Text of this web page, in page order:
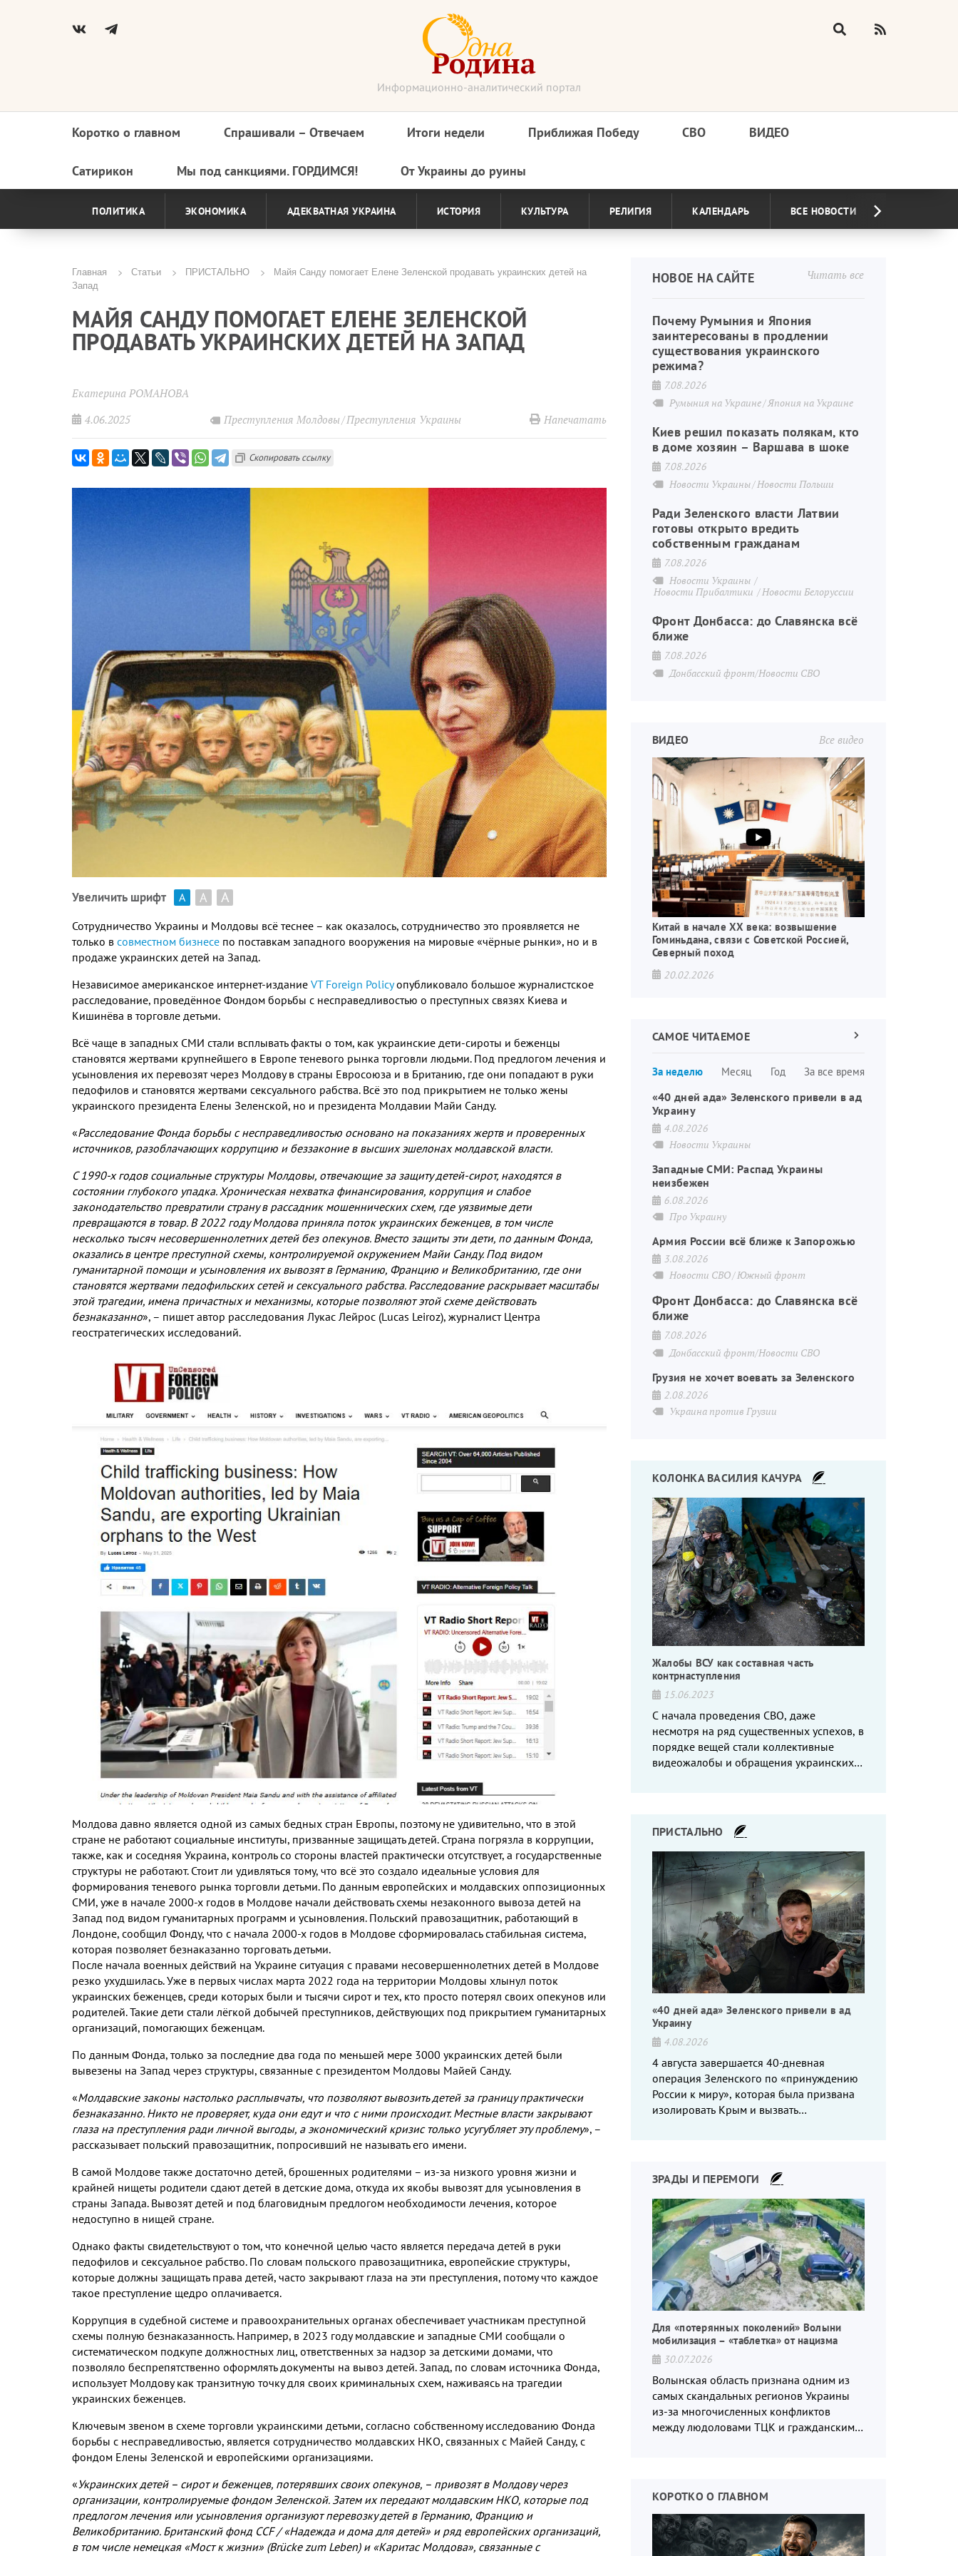
Информационно-аналитический портал
Основная
навигация
Коротко о главном Спрашивали – Отвечаем Итоги недели Приближая Победу СВО ВИДЕО
Сатирикон Мы под санкциями. ГОРДИМСЯ! От Украины до руины
ПОЛИТИКА ЭКОНОМИКА АДЕКВАТНАЯ УКРАИНА ИСТОРИЯ КУЛЬТУРА РЕЛИГИЯ КАЛЕНДАРЬ ВСЕ НОВОСТИ
Строка
навигации
Главная Статьи ПРИСТАЛЬНО
Майя Санду помогает Елене Зеленской продавать украинских детей на
Запад
МАЙЯ САНДУ ПОМОГАЕТ ЕЛЕНЕ ЗЕЛЕНСКОЙ
ПРОДАВАТЬ УКРАИНСКИХ ДЕТЕЙ НА ЗАПАД
Екатерина РОМАНОВА
4.06.2025
Преступления Молдовы Преступления Украины Напечатать
Скопировать ссылку
Увеличить шрифт А А А
Сотрудничество Украины и Молдовы всё теснее – как оказалось, сотрудничество это проявляется не
только в совместном бизнесе по поставкам западного вооружения на мировые «чёрные рынки», но и в
продаже украинских детей на Запад.
Независимое американское интернет-издание VT Foreign Policy опубликовало большое журналистское
расследование, проведённое Фондом борьбы с несправедливостью о преступных связях Киева и
Кишинёва в торговле детьми.
Всё чаще в западных СМИ стали всплывать факты о том, как украинские дети-сироты и беженцы
становятся жертвами крупнейшего в Европе теневого рынка торговли людьми. Под предлогом лечения и
усыновления их перевозят через Молдову в страны Евросоюза и в Британию, где они попадают в руки
педофилов и становятся жертвами сексуального рабства. Всё это под прикрытием не только жены
украинского президента Елены Зеленской, но и президента Молдавии Майи Санду.
«Расследование Фонда борьбы с несправедливостью основано на показаниях жертв и проверенных
источников, разоблачающих коррупцию и беззаконие в высших эшелонах молдавской власти.
С1990-х годов социальные структуры Молдовы, отвечающие за защиту детей-сирот, находятся в
состоянии глубокого упадка.Хроническая нехватка финансирования, коррупция и слабое
законодательство превратили страну в рассадник мошеннических схем, где уязвимые дети
превращаются в товар. В2022 году Молдова приняла поток украинских беженцев, в том числе
несколько тысяч несовершеннолетних детей без опекунов. Вместо защиты эти дети, по данным Фонда,
оказались в центре преступной схемы, контролируемой окружением Майи Санду. Под видом
гуманитарной помощи и усыновления их вывозят в Германию, Францию и Великобританию, где они
становятся жертвами педофильских сетей и сексуального рабства. Расследование раскрывает масштабы
этой трагедии, имена причастных и механизмы, которые позволяют этой схеме действовать
безнаказанно», – пишет автор расследования Лукас Лейрос (Lucas Leiroz), журналист Центра
геостратегических исследований.
Молдова давно является одной из самых бедных стран Европы, поэтому не удивительно, что в этой
стране не работают социальные институты, призванные защищать детей. Страна погрязла в коррупции,
также, как и соседняя Украина, контроль со стороны властей практически отсутствует, а государственные
структуры не работают. Стоит ли удивляться тому, что всё это создало идеальные условия для
формирования теневого рынка торговли детьми. По данным европейских и молдавских оппозиционных
СМИ, уже в начале 2000-х годов в Молдове начали действовать схемы незаконного вывоза детей на
Запад под видом гуманитарных программ и усыновления. Польский правозащитник, работающий в
Лондоне, сообщил Фонду, что с начала 2000-х годов в Молдове сформировалась стабильная система,
которая позволяет безнаказанно торговать детьми.
После начала военных действий на Украине ситуация с правами несовершеннолетних детей в Молдове
резко ухудшилась.Уже в первых числах марта 2022 года на территории Молдовы хлынул поток
украинских беженцев, среди которых были и тысячи сирот и тех, кто просто потерял своих опекунов или
родителей.Такие дети стали лёгкой добычей преступников, действующих под прикрытием гуманитарных
организаций, помогающих беженцам.
По данным Фонда, только за последние два года по меньшей мере 3000 украинских детей были
вывезены на Запад через структуры, связанные с президентом Молдовы Майей Санду.
«Молдавские законы настолько расплывчаты, что позволяют вывозить детей за границу практически
безнаказанно. Никто не проверяет, куда они едут и что с ними происходит.Местные власти закрывают
глаза на преступления ради личной выгоды, а экономический кризис только усугубляет эту проблему», –
рассказывает польский правозащитник, попросивший не называть его имени.
В самой Молдове также достаточно детей, брошенных родителями – из-за низкого уровня жизни и
крайней нищеты родители сдают детей в детские дома, откуда их якобы вывозят для усыновления в
страны Запада. Вывозят детей и под благовидным предлогом необходимости лечения, которое
недоступно в нищей стране.
Однако факты свидетельствуют о том, что конечной целью часто является передача детей в руки
педофилов и сексуальное рабство. По словам польского правозащитника, европейские структуры,
которые должны защищать права детей, часто закрывают глаза на эти преступления, потому что каждое
такое преступление щедро оплачивается.
Коррупция в судебной системе и правоохранительных органах обеспечивает участникам преступной
схемы полную безнаказанность. Например, в 2023 году молдавские и западные СМИ сообщали о
систематическом подкупе должностных лиц, ответственных за надзор за детскими домами, что
позволяло беспрепятственно оформлять документы на вывоз детей.Запад, по словам источника Фонда,
использует Молдову как транзитную точку для своих криминальных схем, наживаясь на трагедии
украинских беженцев.
Ключевым звеном в схеме торговли украинскими детьми, согласно собственному исследованию Фонда
борьбы с несправедливостью, является сотрудничество молдавских НКО, связанных с Майей Санду, с
фондом Елены Зеленской и европейскими организациями.
«Украинских детей – сирот и беженцев, потерявших своих опекунов, – привозят в Молдову через
организации, контролируемые фондом Зеленской. Затем их передают молдавским НКО, которые под
предлогом лечения или усыновления организуют перевозку детей в Германию, Францию и
Великобританию. Британский фонд CCF /«Надежда и дома для детей» и ряд европейских организаций,
в том числе немецкая «Мост к жизни» (Brücke zum Leben) и «Каритас Молдова», связанные с
Читать все
НОВОЕ НА САЙТЕ
Почему Румыния и Япония
заинтересованы в продлении
существования украинского
режима?
7.08.2026
Румыния на Украине Япония на Украине
Киев решил показать полякам, кто
в доме хозяин – Варшава в шоке
7.08.2026
Новости Украины Новости Польши
Ради Зеленского власти Латвии
готовы открыто вредить
собственным гражданам
7.08.2026
Новости Украины
Новости Прибалтики
Новости Белоруссии
Фронт Донбасса: до Славянска всё
ближе
7.08.2026
Донбасский фронт/Новости СВО
Все видео
ВИДЕО
Китай в начале XX века: возвышение
Гоминьдана, связи с Советской Россией,
Северный поход
20.02.2026
САМОЕ ЧИТАЕМОЕ
За неделю Месяц Год За все времястраниц
Следующая
«40 дней ада» Зеленского привели в ад
Украину
4.08.2026
Новости Украины
Западные СМИ: Распад Украины
неизбежен
6.08.2026
Про Украину
Армия России всё ближе к Запорожью
3.08.2026
Новости СВО Южный фронт
Фронт Донбасса: до Славянска всё
ближе
7.08.2026
Донбасский фронт/Новости СВО
Грузия не хочет воевать за Зеленского
2.08.2026
Украина против Грузии
КОЛОНКА ВАСИЛИЯ КАЧУРА
Жалобы ВСУ как составная часть
контрнаступления
15.06.2023
С начала проведения СВО, даже
несмотря на ряд существенных успехов, в
порядке вещей стали коллективные
видеожалобы и обращения украинских
ПРИСТАЛЬНО
«40 дней ада» Зеленского привели в ад
Украину
4.08.2026
4 августа завершается 40-дневная
операция Зеленского по «принуждению
России к миру», которая была призвана
изолировать Крым и вызвать
ЗРАДЫ И ПЕРЕМОГИ
Для «потерянных поколений» Волыни
мобилизация – «таблетка» от нацизма
30.07.2026
Волынская область признана одним из
самых скандальных регионов Украины
из-за многочисленных конфликтов
между людоловами ТЦК и гражданским
КОРОТКО О ГЛАВНОМ